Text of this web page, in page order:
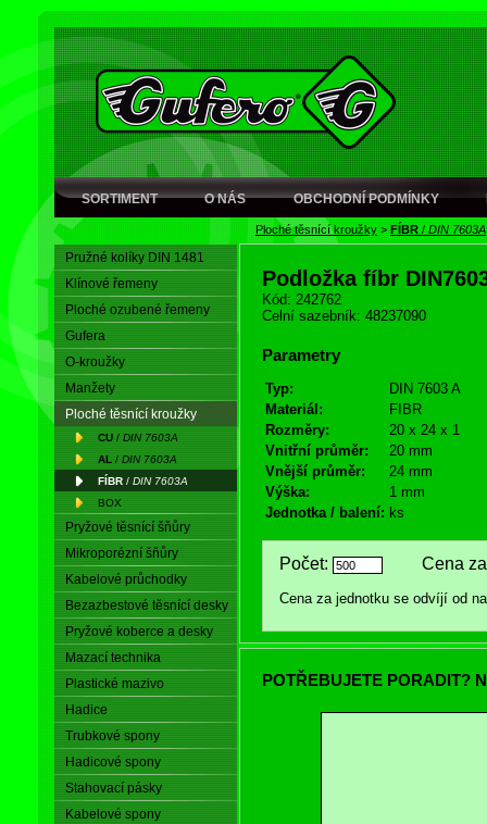
SORTIMENT O NÁS OBCHODNÍ PODMÍNKY
Ploché těsnící kroužky > FÍBR / DIN 7603A
Pružné kolíky DIN 1481
Klínové řemeny
Ploché ozubené řemeny
Gufera
O-kroužky
Manžety
Ploché těsnící kroužky
CU / DIN 7603A
AL / DIN 7603A
FÍBR / DIN 7603A
BOX
Pryžové těsnící šňůry
Mikroporézní šňůry
Kabelové průchodky
Bezazbestové těsnící desky
Pryžové koberce a desky
Mazací technika
Plastické mazivo
Hadice
Trubkové spony
Hadicové spony
Stahovací pásky
Kabelové spony
Podložka fíbr
Kód: 242762
Celní sazebník: 48237090
Parametry
Typ:
DIN 7603 A
Materiál:
FIBR
Rozměry:
20 x 24 x 1
Vnitřní průměr:
20 mm
Vnější průměr:
24 mm
Výška:
1 mm
Jednotka / balení: ks
Počet: Cena za
Cena za jednotku se odvíjí od
POTŘEBUJETE PORADIT?